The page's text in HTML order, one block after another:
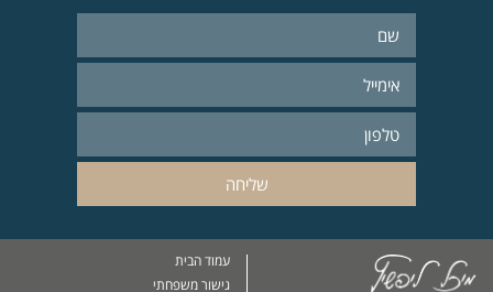
עמוד הבית
גישור משפחתי